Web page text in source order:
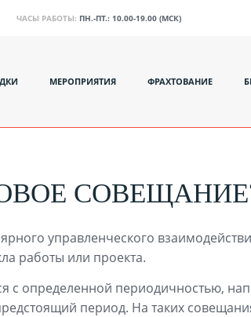
ЧАСЫ РАБОТЫ: ПН.-ПТ.: 10.00-19.00 (МСК)
МЕРОПРИЯТИЯ ФРАХТОВАНИЕ
управленческого
работы или проекта.
с определенной периодичностью,
период. На таких